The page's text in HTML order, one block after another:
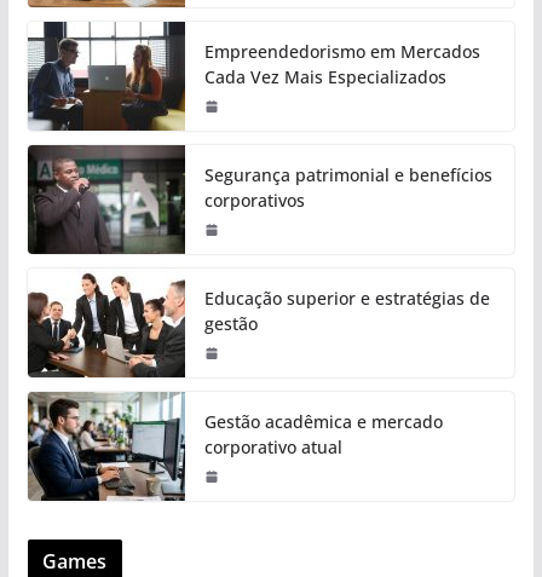
Empreendedorismo em Mercados
Cada Vez Mais Especializados
Segurança patrimonial e benefícios
corporativos
Educação superior e estratégias de
gestão
Gestão acadêmica e mercado
corporativo atual
Games